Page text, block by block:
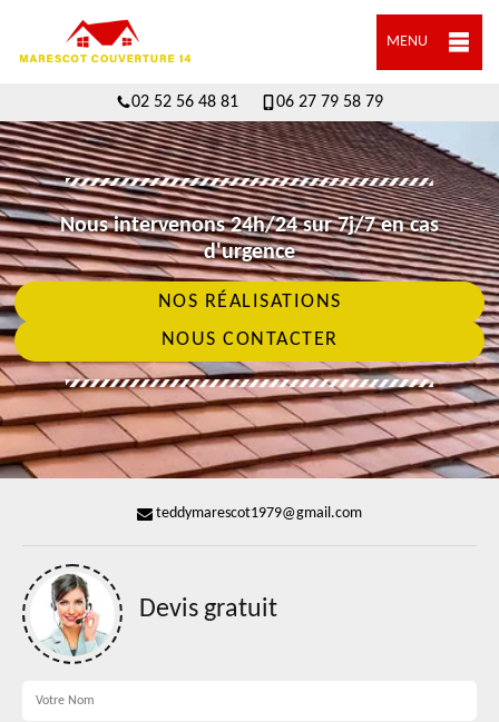
MENU
02 52 56 48 81 06 27 79 58 79
Nous intervenons 24h/24 sur 7j/7 en cas
d'urgence
NOS RÉALISATIONS
NOUS CONTACTER
teddymarescot1979@gmail.com
Devis gratuit